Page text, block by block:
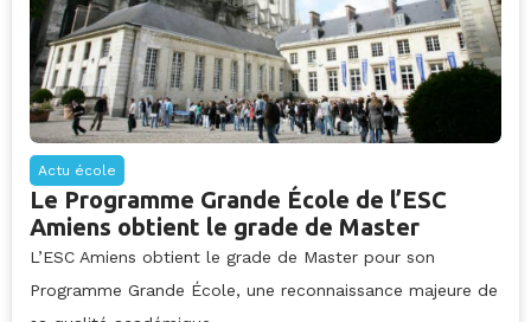
Actu école
Le Programme Grande École de l’ESC
Amiens obtient le grade de Master
L’ESC Amiens obtient le grade de Master pour son
Programme Grande École, une reconnaissance majeure de